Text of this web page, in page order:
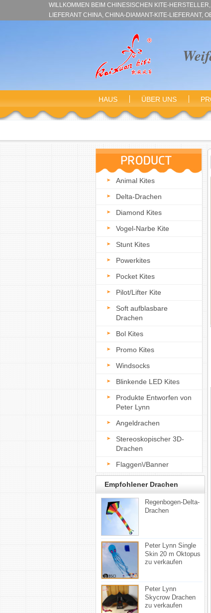
WILLKOMMEN BEIM CHINESISCHEN KITE-
LIEFERANT CHINA, CHINA-DIAMANT-KITE-LIEFERANT,
HAUS ÜBER UNS
Durchsuche Kategorien
Animal Kites
Delta-Drachen
Diamond Kites
Vogel-Narbe Kite
Stunt Kites
Powerkites
Pocket Kites
Pilot/Lifter Kite
Soft aufblasbare
Drachen
Bol Kites
Promo Kites
Windsocks
Blinkende LED Kites
Produkte Entworfen von
Peter Lynn
Angeldrachen
Stereoskopischer 3D-
Drachen
Flaggen\/Banner
Empfohlener Drachen
Regenbogen-Delta-
Drachen
Peter Lynn Single
Skin 20 m Oktopus
zu verkaufen
Peter Lynn
Skycrow Drachen
zu verkaufen